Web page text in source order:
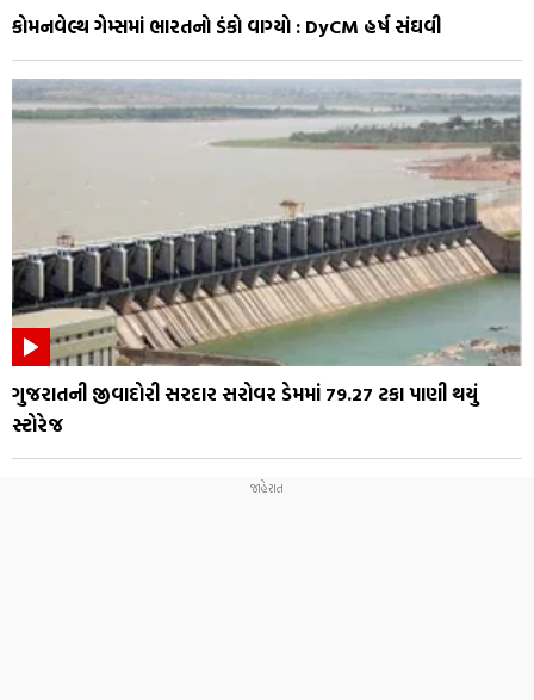
કોમનવેલ્થ ગેમ્સમાં ભારતનો ડંકો વાગ્યો : DyCM હર્ષ સંઘવી
ગુજરાતની જીવાદોરી સરદાર સરોવર ડેમમાં 79.27 ટકા પાણી થયું
સ્ટોરેજ